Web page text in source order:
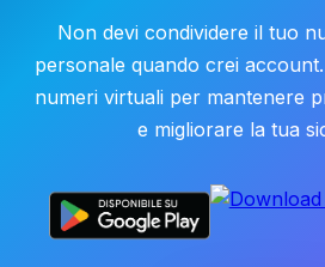
Non devi condividere il tuo
personale quando crei
numeri virtuali per mantenere
e migliorare la tua